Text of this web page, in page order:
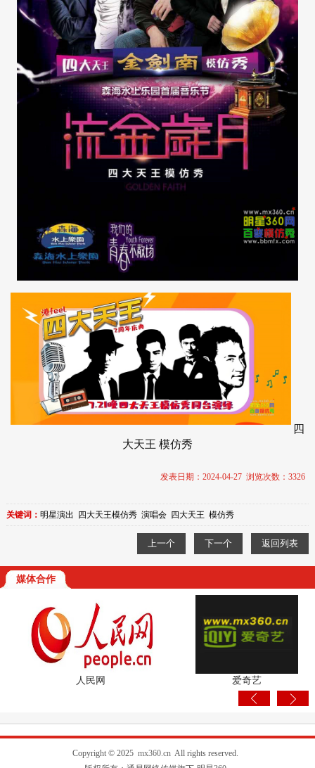
四
大天王 模仿秀
发表日期：2024-04-27 浏览次数：3326
关键词： 明星演出 四大天王模仿秀 演唱会 四大天王 模仿秀
上一个 下一个 返回列表
媒体合作
Copyright © 2025 mx360.cn All rights reserved.